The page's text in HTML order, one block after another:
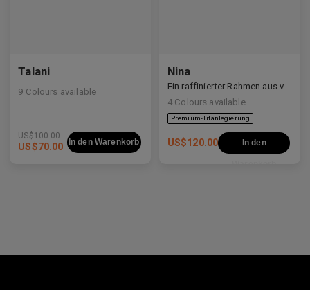
Talani
9 Colours available
US$100.00
US$70.00 In den Warenkorb
Nina
Ein raffinierter Rahmen aus verschiedenen Materialien, der weiche Kurven mit klaren Linien ausbalanciert.
4 Colours available
US$120.00 In den